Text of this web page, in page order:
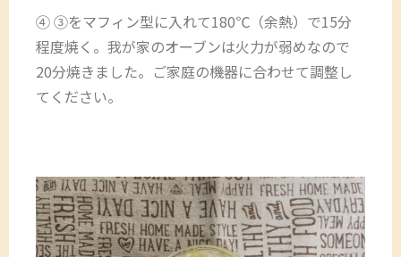
④ ③をマフィン型に入れて180℃（余熱）で15分
程度焼く。我が家のオーブンは火力が弱めなので
20分焼きました。ご家庭の機器に合わせて調整し
てください。